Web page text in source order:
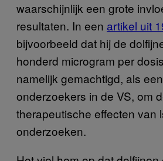
waarschijnlijk een grote
resultaten. In een artikel uit
bijvoorbeeld dat hij de
honderd microgram per
namelijk gemachtigd, als
onderzoekers in de VS, om
therapeutische effecten van
onderzoeken.